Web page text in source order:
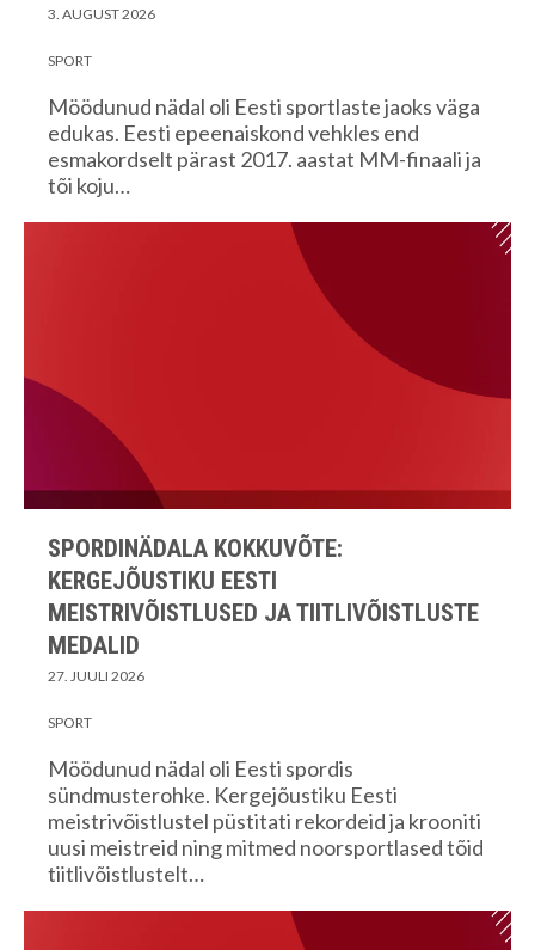
3. AUGUST 2026
SPORT
Möödunud nädal oli Eesti sportlaste jaoks väga
edukas. Eesti epeenaiskond vehkles end
esmakordselt pärast 2017. aastat MM-finaali ja
tõi koju…
SPORDINÄDALA KOKKUVÕTE:
KERGEJÕUSTIKU EESTI
MEISTRIVÕISTLUSED JA TIITLIVÕISTLUSTE
MEDALID
27. JUULI 2026
SPORT
Möödunud nädal oli Eesti spordis
sündmusterohke. Kergejõustiku Eesti
meistrivõistlustel püstitati rekordeid ja krooniti
uusi meistreid ning mitmed noorsportlased tõid
tiitlivõistlustelt…